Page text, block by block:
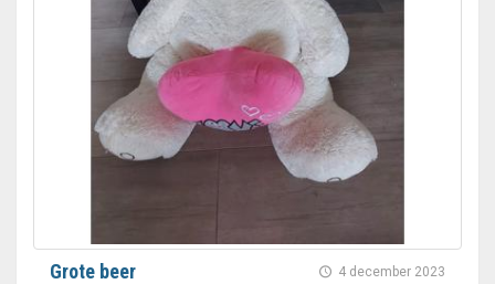
4 december 2023
Grote beer